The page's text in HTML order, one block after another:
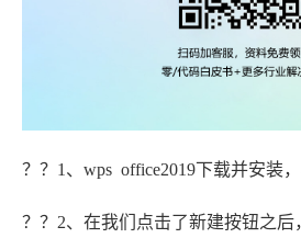
？？1、wps office2019下载并安装
？？2、在我们点击了新建按钮之